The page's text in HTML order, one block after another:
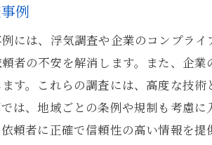
プライバシー保
複雑化する人間
探偵が直面する
例
には、浮気調査や企業のコンプラ
者の不安を解消します。また、企
す。これらの調査には、高度な技
は、地域ごとの条例や規制も考慮
頼者に正確で信頼性の高い情報を提